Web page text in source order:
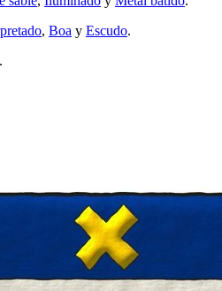
, Boa y Escudo.
.